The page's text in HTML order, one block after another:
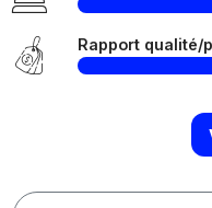
Rapport qualité/